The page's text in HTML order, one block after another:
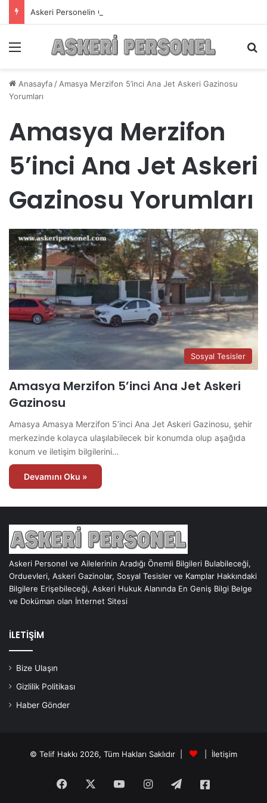
Askeri Personelin Güncel Haber ve Bilgi Sitesi.
Anasayfa / Amasya Merzifon 5’inci Ana Jet Askeri Gazinosu
Yorumları
Amasya Merzifon
5’inci Ana Jet Askeri
Gazinosu Yorumları
Sosyal Tesisler
Amasya Merzifon 5’inci Ana Jet Askeri
Gazinosu
Amasya Amasya Merzifon 5’inci Ana Jet Askeri Gazinosu, şehir
merkezinde kolayca ulaşılabilecek bir konumda olup aşağıda
konum ve iletişim bilgilerini…
Devamını Oku »
Askeri Personel ve Ailelerinin Aradığı Önemli Bilgileri Bulabileceği,
Orduevleri, Askeri Gazinolar, Sosyal Tesisler ve Kamplar Hakkındaki
Bilgilere Erişebileceği, Askeri Hukuk Alanında En Geniş Bilgi Belge
ve Doküman olan İnternet Sitesi
İLETİŞİM
Bize Ulaşın
Gizlilik Politikası
Haber Gönder
© Telif Hakkı 2026, Tüm Hakları Saklıdır | İletişim
Facebook YouTubeInstagramTelegram